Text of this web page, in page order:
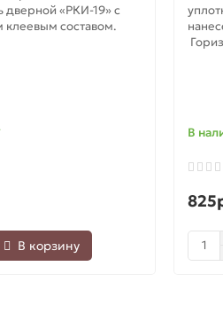
дверной «РКИ-19» с
клеевым составом.
В корзину
В